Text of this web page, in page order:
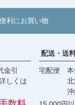
利にお買い物
引
しくは
配送・送
宅配便 本
北海道
沖縄